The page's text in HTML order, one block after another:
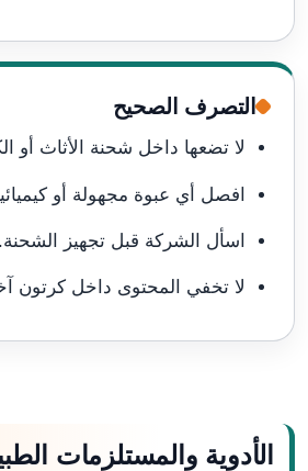
التصرف الصحيح
لا تضعها داخل شحنة الأثاث أو
افصل أي عبوة مجهولة أو
اسأل الشركة قبل تجهيز الشحنة.
لا تخفي المحتوى داخل كرتون
الأدوية والمستلزمات